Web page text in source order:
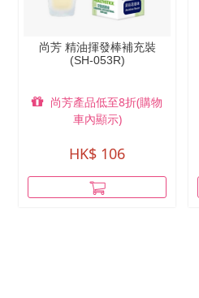
尚芳 精油揮發棒補充裝
(SH-053R)
尚芳產品低至8折(購物
車內顯示)
HK$ 106